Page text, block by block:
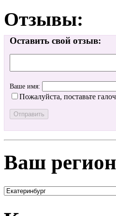
Отзывы:
Оставить свой отзыв:
Ваше имя:
Пожалуйста, поставьте
Ваш регион